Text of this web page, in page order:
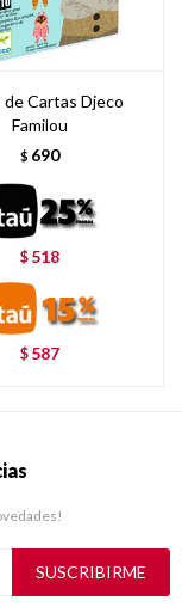
de Cartas Djeco
Familou
$ 690
$ 518
$ 587
SUSCRIBIRME